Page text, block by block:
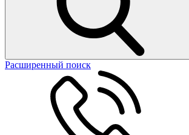
Расширенный поиск